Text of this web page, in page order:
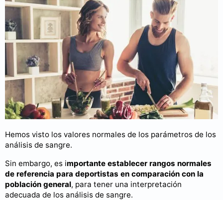
Hemos visto los valores normales de los parámetros de los
análisis de sangre.
Sin embargo, es importante establecer rangos normales
de referencia para deportistas en comparación con la
población general, para tener una interpretación
adecuada de los análisis de sangre.